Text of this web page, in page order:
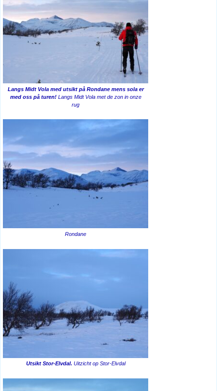
Langs Midt Vola med utsikt på Rondane mens sola er
med oss på turen!Langs Midt Vola met de zon in onze
rug
Rondane
Utsikt Stor-Elvdal. Uitzicht op Stor-Elvdal